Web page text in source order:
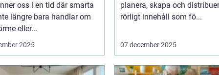
oss i en tid där smarta
längre bara handlar om
eller...
2025
planera, skapa och
rörligt innehåll som fö...
07 december 2025